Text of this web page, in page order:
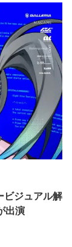
ビジュアル解
出演